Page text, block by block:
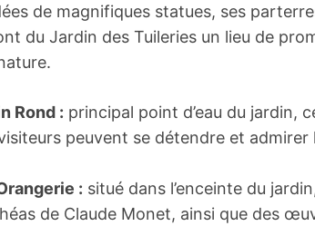
de magnifiques statues, ses
du Jardin des Tuileries un lieu de
Rond : principal point d’eau du jardin,
peuvent se détendre et
: situé dans l’enceinte du
de Claude Monet, ainsi que des